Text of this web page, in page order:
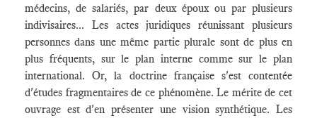
médecins, de salariés, par deux époux ou par plusieurs
indivisaires... Les actes juridiques réunissant plusieurs
personnes dans une même partie plurale sont de plus en
plus fréquents, sur le plan interne comme sur le plan
international. Or, la doctrine française s'est contentée
d'études fragmentaires de ce phénomène. Le mérite de cet
ouvrage est d'en présenter une vision synthétique. Les